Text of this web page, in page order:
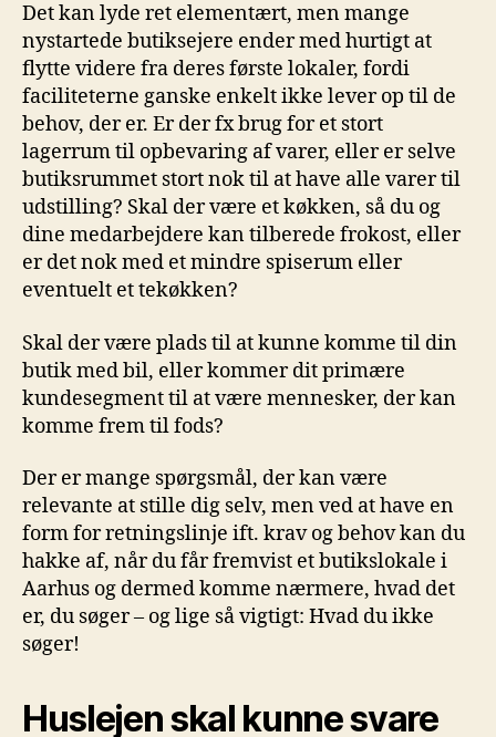
Det kan lyde ret elementært, men mange
nystartede butiksejere ender med hurtigt at
flytte videre fra deres første lokaler, fordi
faciliteterne ganske enkelt ikke lever op til de
behov, der er. Er der fx brug for et stort
lagerrum til opbevaring af varer, eller er selve
butiksrummet stort nok til at have alle varer til
udstilling? Skal der være et køkken, så du og
dine medarbejdere kan tilberede frokost, eller
er det nok med et mindre spiserum eller
eventuelt et tekøkken?
Skal der være plads til at kunne komme til din
butik med bil, eller kommer dit primære
kundesegment til at være mennesker, der kan
komme frem til fods?
Der er mange spørgsmål, der kan være
relevante at stille dig selv, men ved at have en
form for retningslinje ift. krav og behov kan du
hakke af, når du får fremvist et butikslokale i
Aarhus og dermed komme nærmere, hvad det
er, du søger – og lige så vigtigt: Hvad du ikke
søger!
Huslejen skal kunne svare